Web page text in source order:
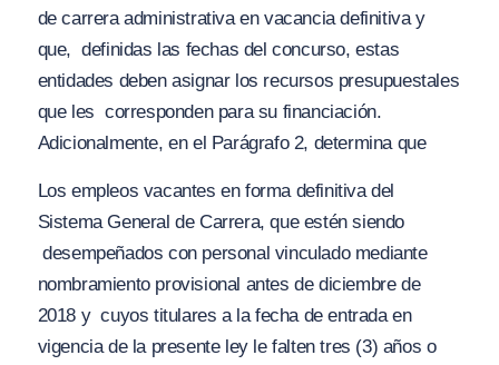
de carrera administrativa en vacancia definitiva y
que, definidas las fechas del concurso, estas
entidades deben asignar los recursos presupuestales
que les corresponden para su financiación.
Adicionalmente, en el Parágrafo 2, determina que
Los empleos vacantes en forma definitiva del
Sistema General de Carrera, que estén siendo
desempeñados con personal vinculado mediante
nombramiento provisional antes de diciembre de
2018 y cuyos titulares a la fecha de entrada en
vigencia de la presente ley le falten tres (3) años o